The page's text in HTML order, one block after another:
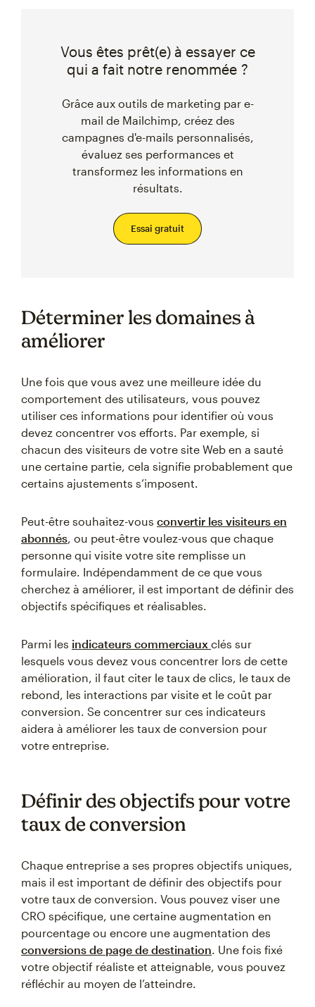
Vous êtes prêt(e) à essayer ce
qui a fait notre renommée ?
Grâce aux outils de marketing par e-
mail de Mailchimp, créez des
campagnes d'e-mails personnalisés,
évaluez ses performances et
transformez les informations en
résultats.
Essai gratuit
Déterminer les domaines à
améliorer
Une fois que vous avez une meilleure idée du
comportement des utilisateurs, vous pouvez
utiliser ces informations pour identifier où vous
devez concentrer vos efforts. Par exemple, si
chacun des visiteurs de votre site Web en a sauté
une certaine partie, cela signifie probablement que
certains ajustements s’imposent.
Peut-être souhaitez-vous convertir les visiteurs en
abonnés, ou peut-être voulez-vous que chaque
personne qui visite votre site remplisse un
formulaire. Indépendamment de ce que vous
cherchez à améliorer, il est important de définir des
objectifs spécifiques et réalisables.
Parmi les indicateurs commerciaux clés sur
lesquels vous devez vous concentrer lors de cette
amélioration, il faut citer le taux de clics, le taux de
rebond, les interactions par visite et le coût par
conversion. Se concentrer sur ces indicateurs
aidera à améliorer les taux de conversion pour
votre entreprise.
Définir des objectifs pour votre
taux de conversion
Chaque entreprise a ses propres objectifs uniques,
mais il est important de définir des objectifs pour
votre taux de conversion. Vous pouvez viser une
CRO spécifique, une certaine augmentation en
pourcentage ou encore une augmentation des
conversions de page de destination. Une fois fixé
votre objectif réaliste et atteignable, vous pouvez
réfléchir au moyen de l’atteindre.